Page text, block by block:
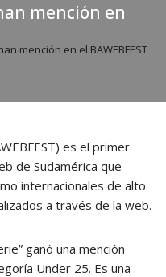
mención en
mención en el BAWEBFEST
es el primer
de Sudamérica que
internacionales de alto
a través de la web.
ganó una mención
Under 25. Es una